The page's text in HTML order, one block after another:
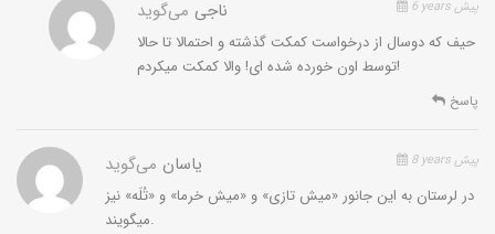
ناجی می‌گوید 6 years پیش
حیف که دوسال از درخواست کمکت گذشته و احتمالا تا حالا
توسط اون خورده شده ای! والا کمکت میکردم!
پاسخ
یاسان می‌گوید 8 years پیش
در لرستان به این جانور «میش تازی» و «میش خرما» و «تُلَه» نیز
میگویند.